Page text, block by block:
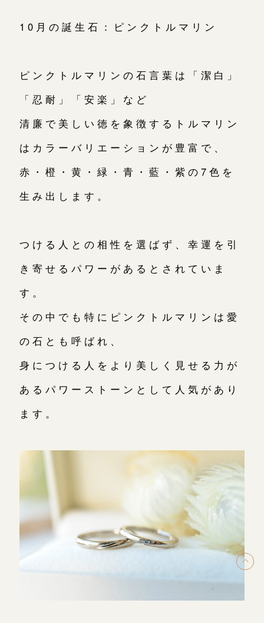
10月の誕生石：ピンクトルマリン
ピンクトルマリンの石言葉は「潔白」
「忍耐」「安楽」など
清廉で美しい徳を象徴するトルマリン
はカラーバリエーションが豊富で、
赤・橙・黄・緑・青・藍・紫の7色を
生み出します。
つける人との相性を選ばず、幸運を引
き寄せるパワーがあるとされていま
す。
その中でも特にピンクトルマリンは愛
の石とも呼ばれ、
身につける人をより美しく見せる力が
あるパワーストーンとして人気があり
ます。